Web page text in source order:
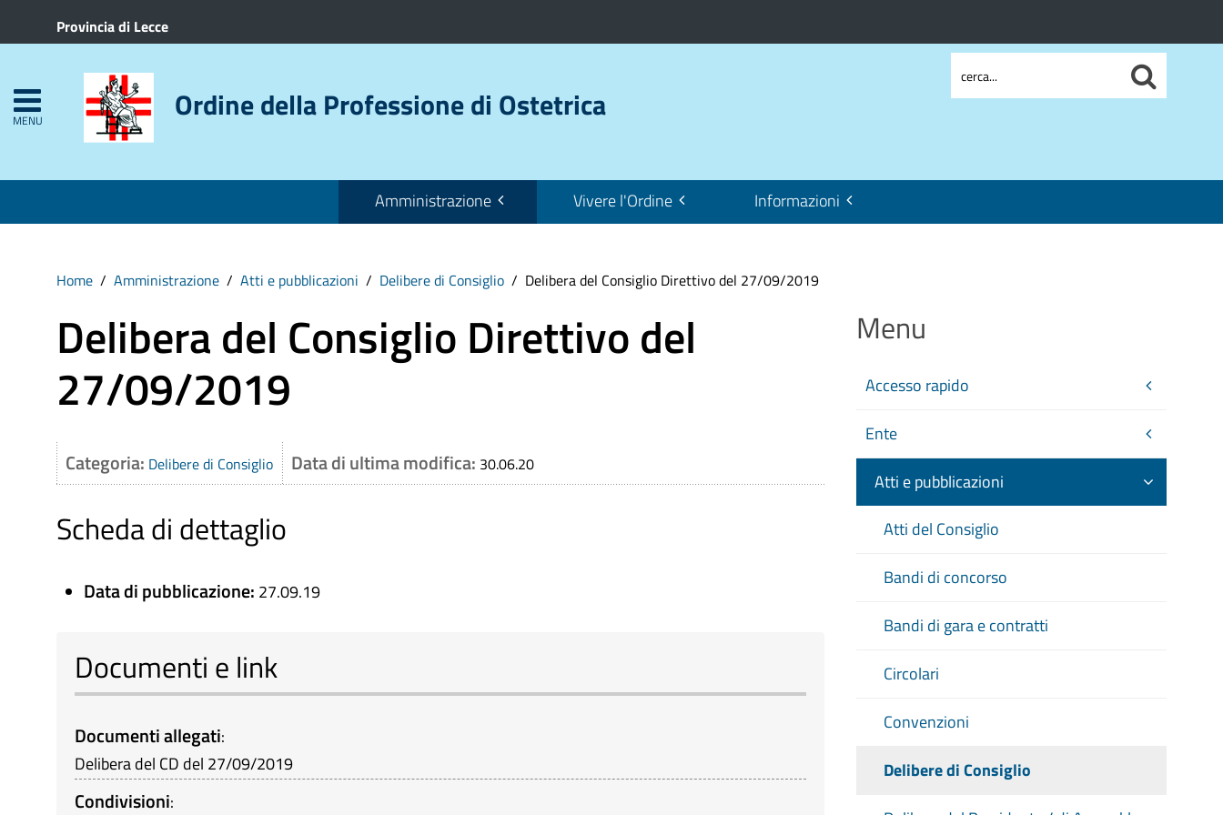
Provincia di Lecce
MENU Ordine della Professione di Ostetrica
Amministrazione Vivere l'Ordine Informazioni
Home Amministrazione Atti e pubblicazioni Delibere di Consiglio Delibera del Consiglio Direttivo del 27/09/2019
Delibera del Consiglio Direttivo del
27/09/2019
Categoria: Delibere di Consiglio Data di ultima modifica: 30.06.20
Scheda di dettaglio
Data di pubblicazione: 27.09.19
Documenti e link
Documenti allegati:
Delibera del CD del 27/09/2019
Condivisioni:
Menu
Accesso rapido
Ente
Atti e pubblicazioni
Atti del Consiglio
Bandi di concorso
Bandi di gara e contratti
Circolari
Convenzioni
Delibere di Consiglio